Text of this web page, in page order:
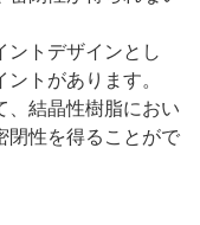
ントデザインとし
トがあります。
、結晶性樹脂におい
閉性を得ることがで